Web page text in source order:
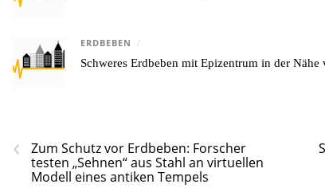
ERDBEBEN /
Schweres Erdbeben mit Epizentrum in der
‹
Zum Schutz vor Erdbeben: Forscher
testen „Sehnen“ aus Stahl an virtuellen
Modell eines antiken Tempels